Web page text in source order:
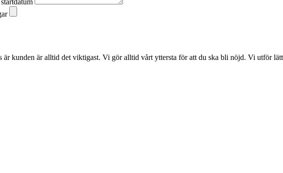
kunden är alltid det viktigast. Vi gör alltid vårt yttersta för att du ska bli nöjd. Vi utför